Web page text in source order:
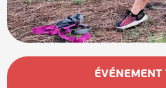
Ouverture et
ÉVÉNEMENT